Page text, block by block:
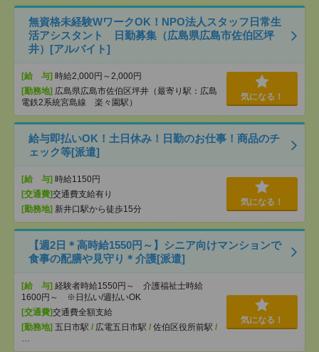
無資格未経験WワークOK！NPO法人スタッフ日常生
活アシスタント 日勤募集（広島県広島市佐伯区坪
井）[アルバイト]
[給 与] 時給2,000円～2,000円
[勤務地] 広島県広島市佐伯区坪井（最寄り駅：広島
電鉄2系統宮島線 楽々園駅）
気になる！
給与即払いOK！土日休み！日勤のお仕事！商品のチ
ェック等[派遣]
[給 与] 時給1150円
[交通費]交通費支給有り
[勤務地] 新井口駅から徒歩15分
気になる！
【週2日＊高時給1550円～】シニア向けマンションで
食事の配膳や見守り＊介護[派遣]
[給 与] 経験者時給1550円～ 介護福祉士時給
1600円～ ※日払い/週払いOK
[交通費]交通費全額支給
[勤務地] 五日市駅 / 広電五日市駅 / 佐伯区役所前駅 /
…
気になる！